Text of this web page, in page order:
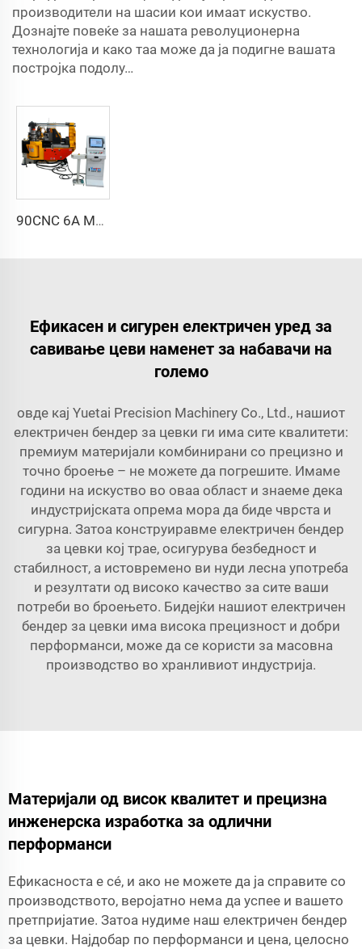
производители на шасии кои имаат искуство.
Дознајте повеќе за нашата револуционерна
технологија и како таа може да ја подигне вашата
постројка подолу…
90CNC 6A MS CNC Машина за свиткување на цевки од железо Цевковиден квадратен генератор со мотор за алуминиум и нерѓоскорплива челична цевка
Ефикасен и сигурен електричен уред за
савивање цеви наменет за набавачи на
големо
овде кај Yuetai Precision Machinery Co., Ltd., нашиот
електричен бендер за цевки ги има сите квалитети:
премиум материјали комбинирани со прецизно и
точно броење – не можете да погрешите. Имаме
години на искуство во оваа област и знаеме дека
индустријската опрема мора да биде чврста и
сигурна. Затоа конструиравме електричен бендер
за цевки кој трае, осигурува безбедност и
стабилност, а истовремено ви нуди лесна употреба
и резултати од високо качество за сите ваши
потреби во броењето. Бидејќи нашиот електричен
бендер за цевки има висока прецизност и добри
перформанси, може да се користи за масовна
производство во хранливиот индустрија.
Материјали од висок квалитет и прецизна
инженерска изработка за одлични
перформанси
Ефикасноста е сé, и ако не можете да ја справите со
производството, веројатно нема да успее и вашето
претпријатие. Затоа нудиме наш електричен бендер
за цевки. Најдобар по перформанси и цена, целосно